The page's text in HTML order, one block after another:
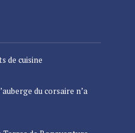
de cuisine
du corsaire n’a